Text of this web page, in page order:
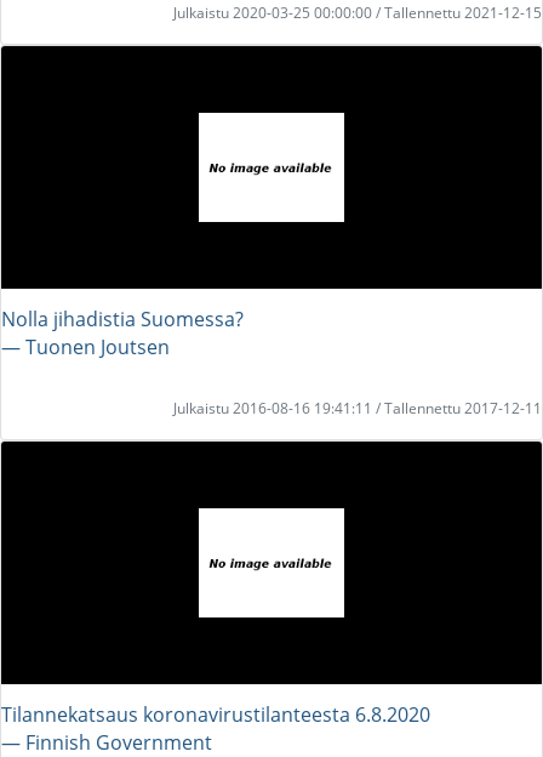
Julkaistu 2020-03-25 00:00:00 / Tallennettu 2021-12-15
Nolla jihadistia Suomessa?
― Tuonen Joutsen
Julkaistu 2016-08-16 19:41:11 / Tallennettu 2017-12-11
Tilannekatsaus koronavirustilanteesta 6.8.2020
― Finnish Government